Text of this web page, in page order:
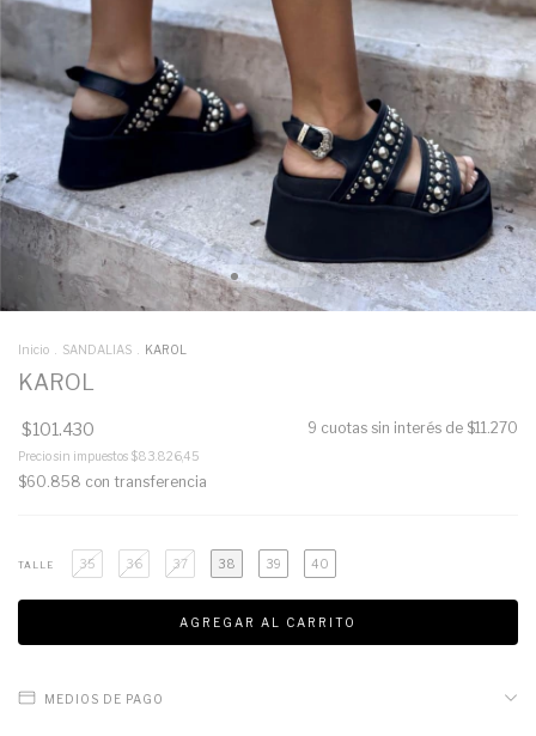
Inicio SANDALIAS KAROL
KAROL
$101.430 9 cuotas sin interés de $11.270
Precio sin impuestos $83.826,45
$60.858 con transferencia
TALLE 35 36 37 38 39 40
MEDIOS DE PAGO